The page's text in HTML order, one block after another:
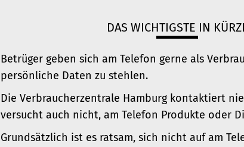
DAS WICHTIGSTE IN
Betrüger geben sich am Telefon gerne als
persönliche Daten zu stehlen.
Die Verbraucherzentrale Hamburg kontaktiert
versucht auch nicht, am Telefon Produkte oder
Grundsätzlich ist es ratsam, sich nicht auf am